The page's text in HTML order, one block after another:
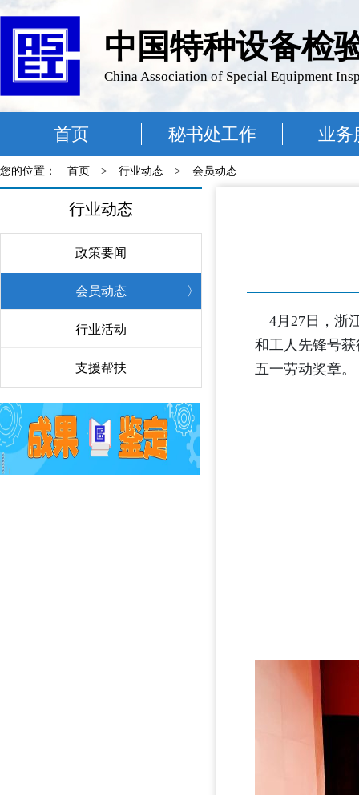
中国特种设备检
China Association of Special Equipment
首页 秘书处工作 业务
您的位置： 首页 > 行业动态 > 会员动态
行业动态
政策要闻
会员动态 〉
行业活动
支援帮扶
4月27日，浙
和工人先锋号
五一劳动奖章。